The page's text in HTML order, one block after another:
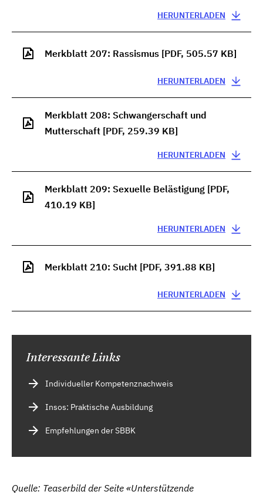
HERUNTERLADEN
Merkblatt 207: Rassismus [PDF, 505.57 KB]
HERUNTERLADEN
Merkblatt 208: Schwangerschaft und
Mutterschaft [PDF, 259.39 KB]
HERUNTERLADEN
Merkblatt 209: Sexuelle Belästigung [PDF,
410.19 KB]
HERUNTERLADEN
Merkblatt 210: Sucht [PDF, 391.88 KB]
HERUNTERLADEN
Interessante Links
Individueller Kompetenznachweis
Insos: Praktische Ausbildung
Empfehlungen der SBBK
Quelle: Teaserbild der Seite «Unterstützende